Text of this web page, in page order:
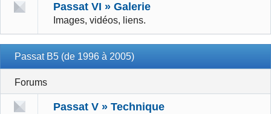
Passat VI » Galerie
Images, vidéos, liens.
Passat B5 (de 1996 à 2005)
Forums
Passat V » Technique